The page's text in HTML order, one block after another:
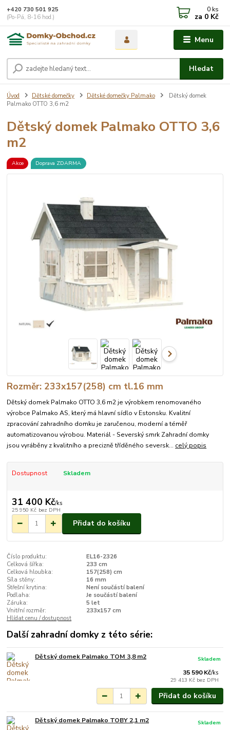
Menu
Hledat
+420 730 501 925
(Po-Pá, 8-16 hod.)
0 ks
za 0 Kč
Úvod Dětské domečky Dětské domečky Palmako
Dětský domek
Palmako OTTO 3,6 m2
Dětský domek Palmako OTTO 3,6
m2
Akce Doprava ZDARMA
Rozměr: 233x157(258) cm tl.16 mm
Dětský domek Palmako OTTO 3,6 m2 je výrobkem renomovaného
výrobce Palmako AS, který má hlavní sídlo v Estonsku. Kvalitní
zpracování zahradního domku je zaručenou, moderní a téměř
automatizovanou výrobou. Materiál - Severský smrk Zahradní domky
jsou vyráběny z kvalitního a precizně tříděného seversk... celý popis
Dostupnost Skladem
31 400 Kč/ks
25 950 Kč bez DPH
Přidat do košíku
Číslo produktu:
EL16-2326
Celková šířka:
233 cm
Celková hloubka:
157(258) cm
Síla stěny:
16 mm
Střešní krytina:
Není součástí balení
Podlaha:
Je součástí balení
Záruka:
5 let
Vnitřní rozměr:
233x157 cm
Hlídat cenu / dostupnost
Další zahradní domky z této série:
Dětský domek Palmako TOM 3,8 m2
35 590 Kč/ks
29 413 Kč bez DPH
Skladem
Přidat do košíku
Dětský domek Palmako TOBY 2,1 m2
Skladem